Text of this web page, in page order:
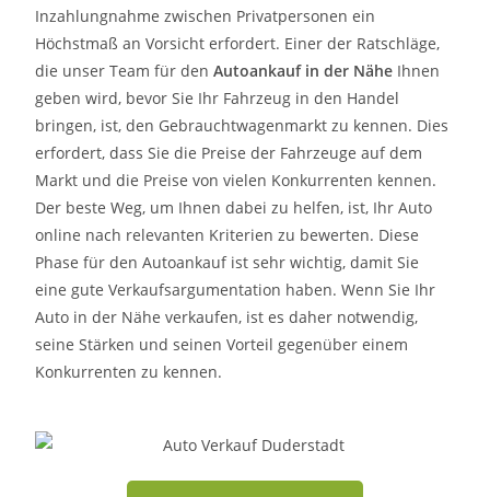
Inzahlungnahme zwischen Privatpersonen ein
Höchstmaß an Vorsicht erfordert. Einer der Ratschläge,
die unser Team für denAutoankauf in der Nähe Ihnen
geben wird, bevor Sie Ihr Fahrzeug in den Handel
bringen, ist, den Gebrauchtwagenmarkt zu kennen. Dies
erfordert, dass Sie die Preise der Fahrzeuge auf dem
Markt und die Preise von vielen Konkurrenten kennen.
Der beste Weg, um Ihnen dabei zu helfen, ist, Ihr Auto
online nach relevanten Kriterien zu bewerten. Diese
Phase für den Autoankauf ist sehr wichtig, damit Sie
eine gute Verkaufsargumentation haben. Wenn Sie Ihr
Auto in der Nähe verkaufen, ist es daher notwendig,
seine Stärken und seinen Vorteil gegenüber einem
Konkurrenten zu kennen.